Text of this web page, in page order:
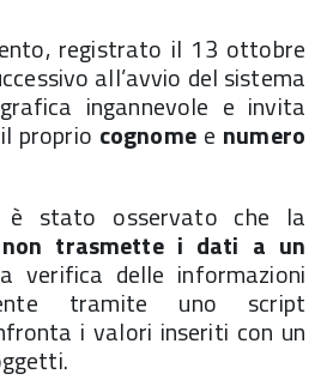
registrato il 13 ottobre
all’avvio del sistema
ingannevole e invita
proprio cognomee numero
è stato osservato che la
non trasmette i dati a un
verifica delle informazioni
tramite uno script
i valori inseriti con un